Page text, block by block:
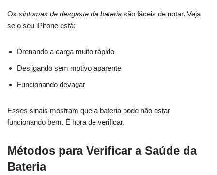
Os sintomas de desgaste da bateria são fáceis de notar. Veja
se o seu iPhone está:
Drenando a carga muito rápido
Desligando sem motivo aparente
Funcionando devagar
Esses sinais mostram que a bateria pode não estar
funcionando bem. É hora de verificar.
Métodos para Verificar a Saúde da
Bateria